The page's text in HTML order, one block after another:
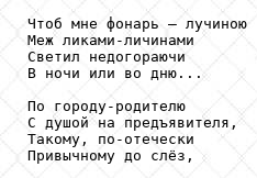
Чтоб мне фонарь – лучиною
Меж ликами-личинами
Светил недогораючи
В ночи или во дню...
По городу-родителю
С душой на предъявителя,
Такому, по-отечески
Привычному до слёз,